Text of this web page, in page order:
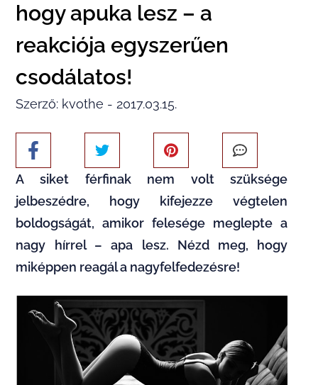
hogy apuka lesz – a
reakciója egyszerűen
csodálatos!
Szerző: kvothe - 2017.03.15.
A siket férfinak nem volt szüksége
jelbeszédre, hogy kifejezze végtelen
boldogságát, amikor felesége meglepte a
nagy hírrel – apa lesz. Nézd meg, hogy
miképpen reagál a nagyfelfedezésre!